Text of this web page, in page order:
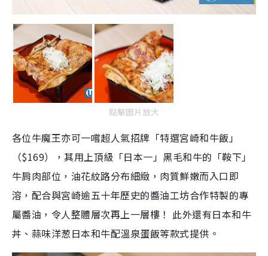
點擊圖片放大
各位牛魔王亦可一嚐超人氣招牌「特選宮崎和牛飯」
（$169），其用上頂級「日本一」黑毛和牛的「鞍下」
牛肩肉部位，油花紋路分布細緻，肉質鮮嫩而入口即
溶，配合與宮崎逾五十年歷史的醬油工坊合作特製的專
屬醬油，令人整體層次再上一層樓！ 此外還有日本和牛
丼、蒜味洋葱日本和牛配溫泉蛋飯等款式提供。